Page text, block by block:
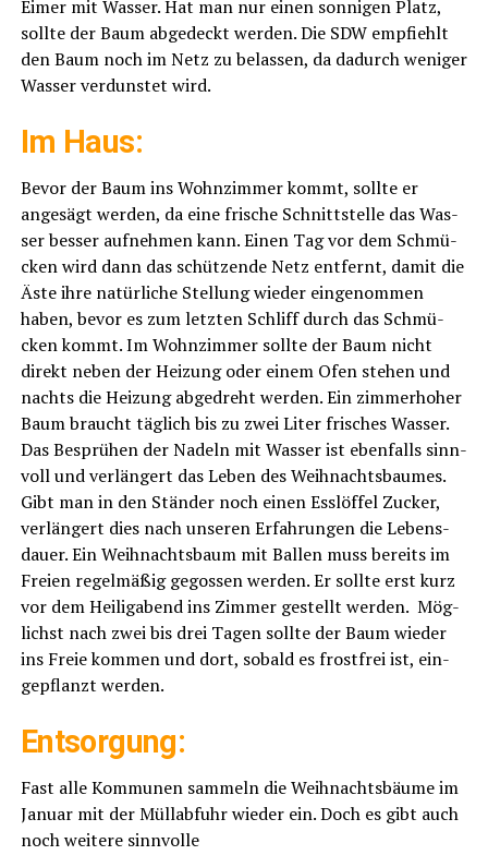
Eimer mit Was­ser. Hat man nur einen son­ni­gen Platz,
soll­te der Baum abge­deckt wer­den. Die SDW emp­fiehlt
den Baum noch im Netz zu belas­sen, da dadurch weni­ger
Was­ser ver­duns­tet wird.
Im Haus:
Bevor der Baum ins Wohn­zim­mer kommt, soll­te er
ange­sägt wer­den, da eine fri­sche Schnitt­stel­le das Was­
ser bes­ser auf­neh­men kann. Einen Tag vor dem Schmü­
cken wird dann das schüt­zen­de Netz ent­fernt, damit die
Äste ihre natür­li­che Stel­lung wie­der ein­ge­nom­men
haben, bevor es zum letz­ten Schliff durch das Schmü­
cken kommt. Im Wohn­zim­mer soll­te der Baum nicht
direkt neben der Hei­zung oder einem Ofen ste­hen und
nachts die Hei­zung abge­dreht wer­den. Ein zim­mer­ho­her
Baum braucht täg­lich bis zu zwei Liter fri­sches Was­ser.
Das Besprü­hen der Nadeln mit Was­ser ist eben­falls sinn­
voll und ver­län­gert das Leben des Weih­nachts­bau­mes.
Gibt man in den Stän­der noch einen Ess­löf­fel Zucker,
ver­län­gert dies nach unse­ren Erfah­run­gen die Lebens­
dau­er. Ein Weih­nachts­baum mit Bal­len muss bereits im
Frei­en regel­mä­ßig gegos­sen wer­den. Er soll­te erst kurz
vor dem Hei­lig­abend ins Zim­mer gestellt wer­den. Mög­
lichst nach zwei bis drei Tagen soll­te der Baum wie­der
ins Freie kom­men und dort, sobald es frost­frei ist, ein­
ge­pflanzt werden.
Ent­sor­gung:
Fast alle Kom­mu­nen sam­meln die Weih­nachts­bäu­me im
Janu­ar mit der Müll­ab­fuhr wie­der ein. Doch es gibt auch
noch wei­te­re sinnvolle